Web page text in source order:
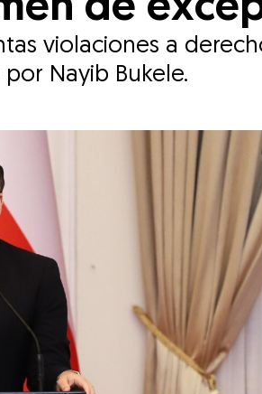
de
violaciones a
Nayib Bukele.